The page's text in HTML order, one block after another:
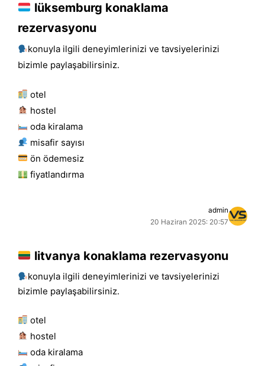
lüksemburg konaklama
rezervasyonu
konuyla ilgili deneyimlerinizi ve tavsiyelerinizi
bizimle paylaşabilirsiniz.
otel
hostel
oda kiralama
misafir sayısı
ön ödemesiz
fiyatlandırma
admin
20 Haziran 2025: 20:57
litvanya konaklama rezervasyonu
konuyla ilgili deneyimlerinizi ve tavsiyelerinizi
bizimle paylaşabilirsiniz.
otel
hostel
oda kiralama